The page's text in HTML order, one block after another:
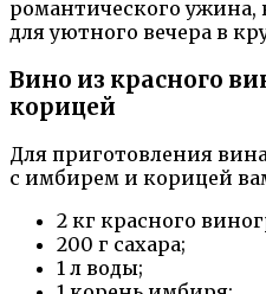
романтического ужина,
для уютного вечера в
Вино из красного
корицей
Для приготовления
с имбирем и корицей
2 кг красного
200 г сахара;
1 л воды;